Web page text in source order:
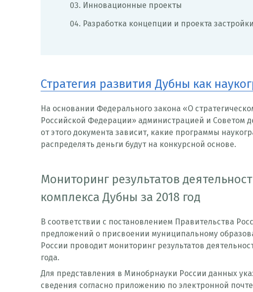
Инновационные проекты
Разработка концепции и проекта
Стратегия развития Дубны как
На основании Федерального закона «О
Российской Федерации» администрацией и Советом
от этого документа зависит, какие программы
распределять деньги будут на конкурсной основе.
Мониторинг результатов
комплекса Дубны за 2018 год
В соответствии с постановлением Правительства
предложений о присвоении муниципальному
России проводит мониторинг результатов
года.
Для представления в Минобрнауки России данных
сведения согласно приложению по электронной почте